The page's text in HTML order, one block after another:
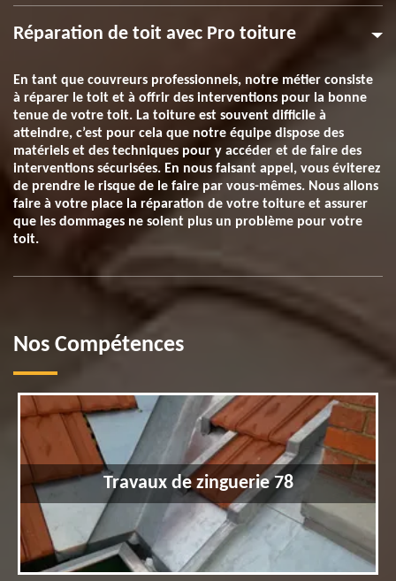
Réparation de toit avec Pro toiture
En tant que couvreurs professionnels, notre métier consiste
à réparer le toit et à offrir des interventions pour la bonne
tenue de votre toit. La toiture est souvent difficile à
atteindre, c’est pour cela que notre équipe dispose des
matériels et des techniques pour y accéder et de faire des
interventions sécurisées. En nous faisant appel, vous éviterez
de prendre le risque de le faire par vous-mêmes. Nous allons
faire à votre place la réparation de votre toiture et assurer
que les dommages ne soient plus un problème pour votre
toit.
Nos Compétences
Travaux de zinguerie 78